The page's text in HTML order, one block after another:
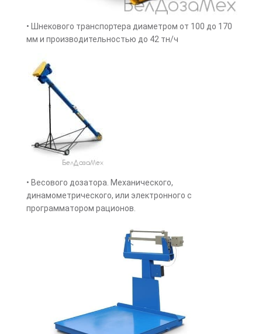
• Шнекового транспортера диаметром от 100 до 170
мм и производительностью до 42 тн/ч
• Весового дозатора. Механического,
динамометрического, или электронного с
программатором рационов.